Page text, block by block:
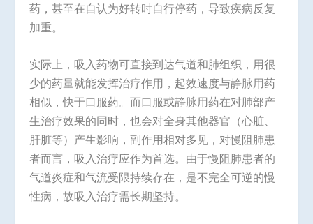
药，甚至在自认为好转时自行停药，导致疾病反复
加重。
实际上，吸入药物可直接到达气道和肺组织，用很
少的药量就能发挥治疗作用，起效速度与静脉用药
相似，快于口服药。而口服或静脉用药在对肺部产
生治疗效果的同时，也会对全身其他器官（心脏、
肝脏等）产生影响，副作用相对多见，对慢阻肺患
者而言，吸入治疗应作为首选。由于慢阻肺患者的
气道炎症和气流受限持续存在，是不完全可逆的慢
性病，故吸入治疗需长期坚持。